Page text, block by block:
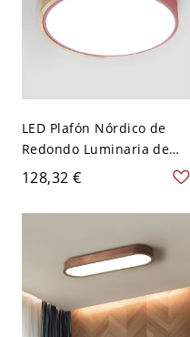
LED Plafón Nórdico de
Redondo Luminaria de
Techo de Metal para
Cuarto - Rojo 110 A 120 V
30,48 cm Blanco
128,32 €